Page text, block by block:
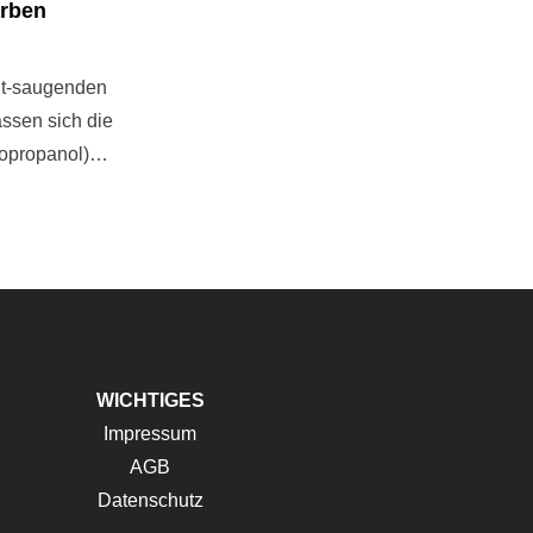
saugenden
sich die
WICHTIGES
Impressum
AGB
Datenschutz